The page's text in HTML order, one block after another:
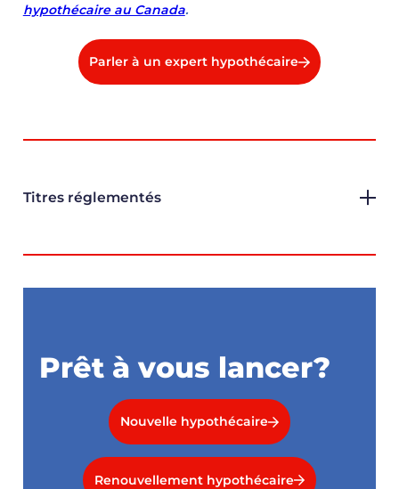
hypothécaire au Canada.
Parler à un expert hypothécaire
Titres réglementés
Prêt à vous lancer?
Nouvelle hypothécaire
Renouvellement hypothécaire